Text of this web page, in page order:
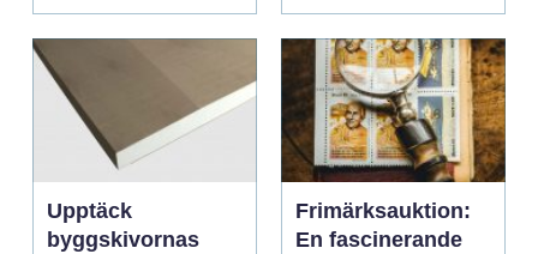
Upptäck
byggskivornas
Frimärksauktion:
En fascinerande